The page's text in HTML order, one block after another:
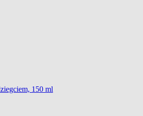
150 ml